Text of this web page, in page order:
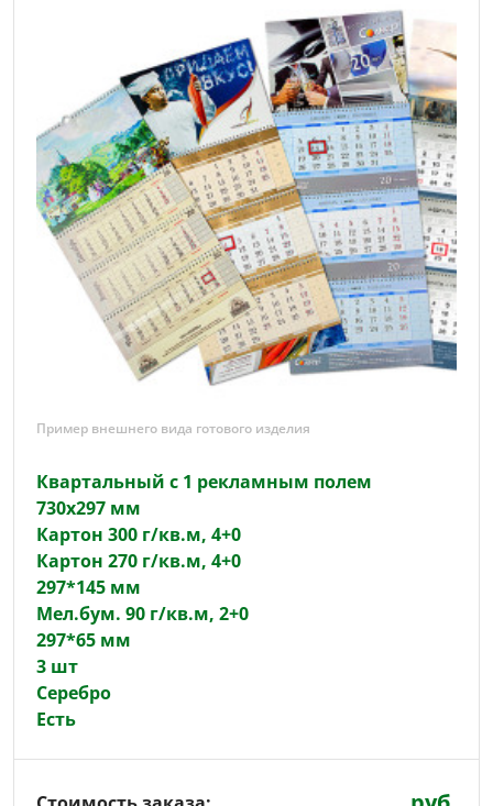
Пример внешнего вида готового изделия
Квартальный с 1 рекламным полем
730х297 мм
Картон 300 г/кв.м, 4+0
Картон 270 г/кв.м, 4+0
297*145 мм
Мел.бум. 90 г/кв.м, 2+0
297*65 мм
3 шт
Серебро
Есть